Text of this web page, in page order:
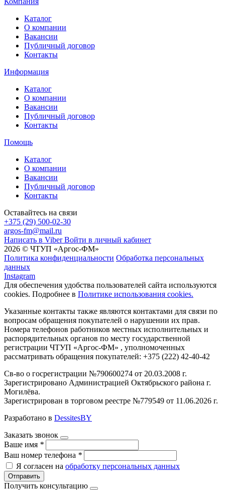
Каталог
О компании
Вакансии
Публичный договор
Контакты
Информация
Каталог
О компании
Вакансии
Публичный договор
Контакты
Помощь
Каталог
О компании
Вакансии
Публичный договор
Контакты
Оставайтесь на связи
+375 (29) 500-02-30
argos-fm@mail.ru
Написать в Viber Войти в личный кабинет
2026 © ЧТУП «Аргос-ФМ»
Политика конфиденциальности Обработка персональных
данных
Instagram
Для обеспечения удобства пользователей сайта используются
cookies. Подробнее в Политике использования cookies.
Указанные контакты также являются контактами для связи по
вопросам обращения покупателей о нарушении их прав.
Номера телефонов работников местных исполнительных и
распорядительных органов по месту государственной
регистрации ЧТУП «Аргос-ФМ» , уполномоченных
рассматривать обращения покупателей: +375 (222) 42-40-42
Св-во о госрегистрации №790600274 от 20.03.2008 г.
Зарегистрировано Администрацией Октябрьского района г.
Могилёва.
Зарегистрирован в торговом реестре №779549 от 11.06.2026 г.
Разработано в DessitesBY
Заказать звонок
Ваше имя *
Ваш номер телефона *
Я согласен на обработку персональных данных
Отправить
Получить консультацию